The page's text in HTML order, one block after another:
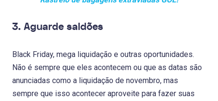
3. Aguarde saldões
Black Friday, mega liquidação e outras oportunidades.
Não é sempre que eles acontecem ou que as datas são
anunciadas como a liquidação de novembro, mas
sempre que isso acontecer aproveite para fazer suas